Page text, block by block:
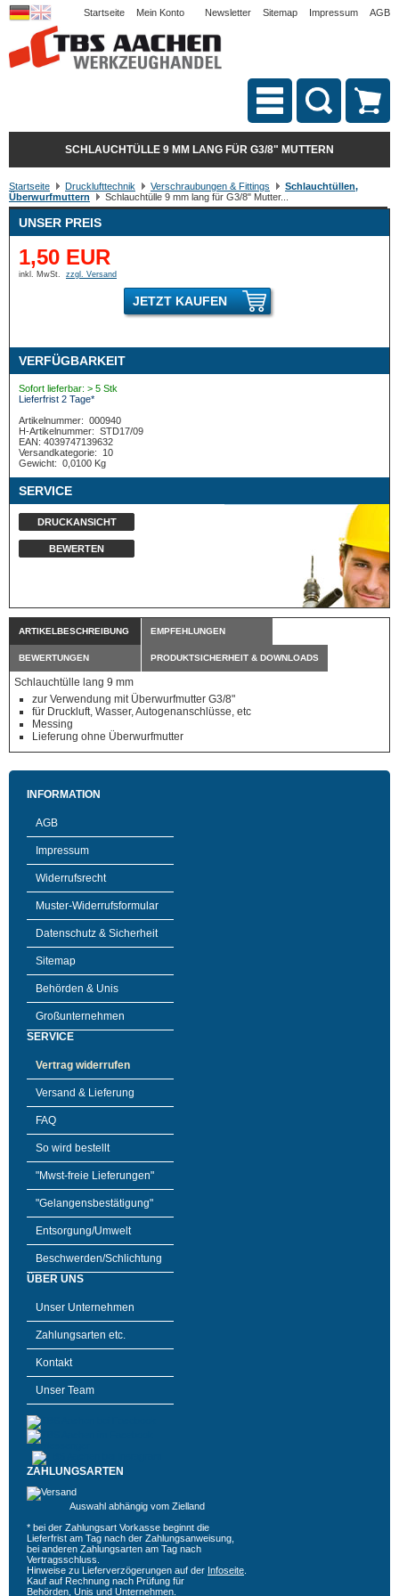
Startseite Mein Konto Newsletter Sitemap Impressum AGB
SCHLAUCHTÜLLE 9 MM LANG FÜR G3/8" MUTTERN
Startseite Drucklufttechnik Verschraubungen & Fittings
Schlauchtüllen,
Überwurfmuttern
Schlauchtülle 9 mm lang für G3/8" Mutter...
UNSER PREIS
1,50 EUR
inkl. MwSt. zzgl. Versand
JETZT KAUFEN
VERFÜGBARKEIT
Sofort lieferbar: > 5 Stk
Lieferfrist 2 Tage*
Artikelnummer: 000940
H-Artikelnummer: STD17/09
EAN: 4039747139632
Versandkategorie:
10
Gewicht: 0,0100 Kg
SERVICE
DRUCKANSICHT
BEWERTEN
ARTIKELBESCHREIBUNG EMPFEHLUNGEN
BEWERTUNGEN PRODUKTSICHERHEIT & DOWNLOADS
Schlauchtülle lang 9 mm
zur Verwendung mit Überwurfmutter G3/8"
für Druckluft, Wasser, Autogenanschlüsse, etc
Messing
Lieferung ohne Überwurfmutter
INFORMATION
AGB
Impressum
Widerrufsrecht
Muster-Widerrufsformular
Datenschutz & Sicherheit
Sitemap
Behörden & Unis
Großunternehmen
SERVICE
Vertrag widerrufen
Versand & Lieferung
FAQ
So wird bestellt
"Mwst-freie Lieferungen"
"Gelangensbestätigung"
Entsorgung/Umwelt
Beschwerden/Schlichtung
ÜBER UNS
Unser Unternehmen
Zahlungsarten etc.
Kontakt
Unser Team
ZAHLUNGSARTEN
Auswahl abhängig vom Zielland
* bei der Zahlungsart Vorkasse beginnt die
Lieferfrist am Tag nach der Zahlungsanweisung,
bei anderen Zahlungsarten am Tag nach
Vertragsschluss.
Hinweise zu Lieferverzögerungen auf der Infoseite
Kauf auf Rechnung nach Prüfung für
Behörden, Unis und Unternehmen.